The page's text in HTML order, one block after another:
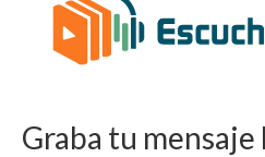
Graba tu mensaje